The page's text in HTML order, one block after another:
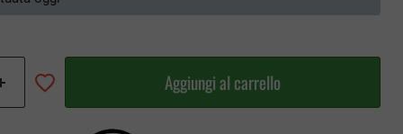
Aggiungi al carrello